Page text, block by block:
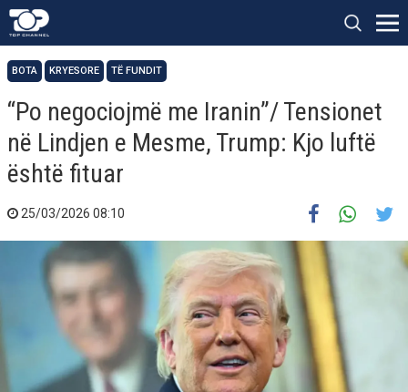
BOTA KRYESORE TË FUNDIT
“Po negociojmë me Iranin”/ Tensionet
në Lindjen e Mesme, Trump: Kjo luftë
është fituar
25/03/2026 08:10